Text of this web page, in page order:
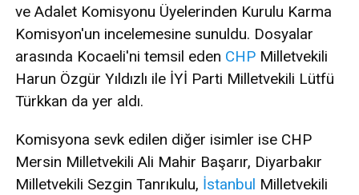
ve Adalet Komisyonu Üyelerinden Kurulu Karma
Komisyon'un incelemesine sunuldu. Dosyalar
arasında Kocaeli'ni temsil eden CHP Milletvekili
Harun Özgür Yıldızlı ile İYİ Parti Milletvekili Lütfü
Türkkan da yer aldı.
Komisyona sevk edilen diğer isimler ise CHP
Mersin Milletvekili Ali Mahir Başarır, Diyarbakır
Milletvekili Sezgin Tanrıkulu, İstanbul Milletvekili